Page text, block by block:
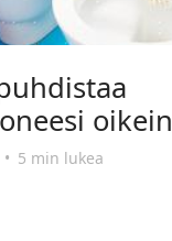
oikein
• 5 min lukea